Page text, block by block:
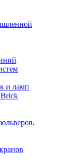
и ламп
Brick